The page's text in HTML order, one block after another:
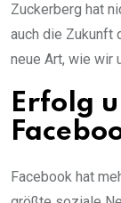
Zuckerberg hat
auch die Zukunft
neue Art, wie wir
Erfolg
Facebook hat